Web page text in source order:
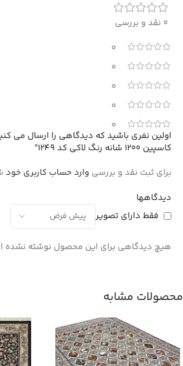
0 نقد و بررسی
0
0
0
0
0
دیدگاهها
فقط دارای تصویر
هیچ دیدگاهی برای این محصول نوشته نشده
اولین نفری باشید که دیدگاهی را ارسال می
کاسپین 1200 شانه رنگ لاکی کد 1249”
برای ثبت نقد و بررسی وارد حساب کاربری خود
محصولات مشابه